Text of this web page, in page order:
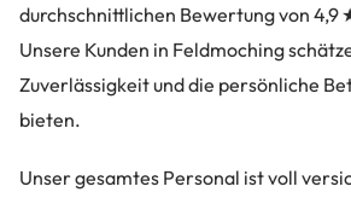
durchschnittlichen Bewertung von 4,9
Unsere Kunden in Feldmoching
Zuverlässigkeit und die persönliche
bieten.
Unser gesamtes Personal ist voll